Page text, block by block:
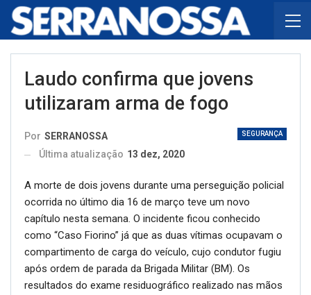
Laudo confirma que jovens
utilizaram arma de fogo
SEGURANÇA
Por SERRANOSSA
Última atualização 13 dez, 2020
A morte de dois jovens durante uma perseguição policial
ocorrida no último dia 16 de março teve um novo
capítulo nesta semana. O incidente ficou conhecido
como “Caso Fiorino” já que as duas vítimas ocupavam o
compartimento de carga do veículo, cujo condutor fugiu
após ordem de parada da Brigada Militar (BM). Os
resultados do exame residuográfico realizado nas mãos